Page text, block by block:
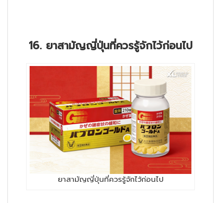
16. ยาสามัญญี่ปุ่นที่ควรรู้จักไว้ก่อนไป
ยาสามัญญี่ปุ่นที่ควรรู้จักไว้ก่อนไป